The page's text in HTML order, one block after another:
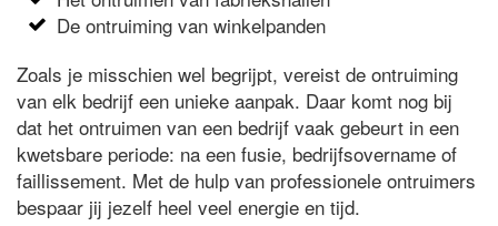
De ontruiming van winkelpanden
Zoals je misschien wel begrijpt, vereist de ontruiming
van elk bedrijf een unieke aanpak. Daar komt nog bij
dat het ontruimen van een bedrijf vaak gebeurt in een
kwetsbare periode: na een fusie, bedrijfsovername of
faillissement. Met de hulp van professionele ontruimers
bespaar jij jezelf heel veel energie en tijd.